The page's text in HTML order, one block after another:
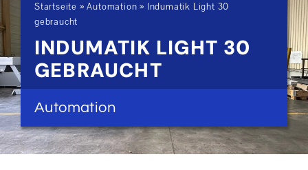
SERVICE
ÜBER UNS
NEWS
KONTAKT AUFNEHMEN
Startseite »Automation » Indumatik Light 30
gebraucht
INDUMATIK LIGHT 30
GEBRAUCHT
Automation